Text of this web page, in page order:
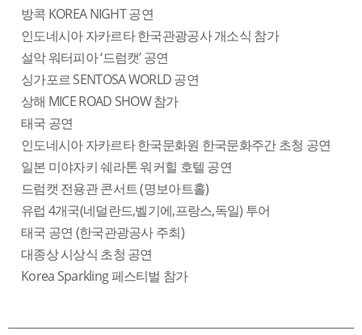
방콕 KOREA NIGHT 공연
인도네시아 자카르타 한국관광공사 개소식 참가
설악 워터피아 ‘드럼캣’ 공연
싱가포르 SENTOSA WORLD 공연
상해 MICE ROAD SHOW 참가
태국 공연
인도네시아 자카르타 한국문화원 한국문화주간 초청 공연
일본 미야자키 쉐라톤 워커힐 호텔 공연
드럼캣 전용관 콘서트 (명보아트홀)
유럽 4개국(네덜란드,벨기에,프랑스,독일) 투어
태국 공연 (한국관광공사 주최)
대종상 시상식 초청 공연
Korea Sparkling 페스티벌 참가